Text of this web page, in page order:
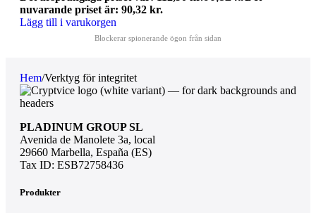
nuvarande priset är: 90,32 kr.
Lägg till i varukorgen
Hem/Verktyg för integritet
PLADINUM GROUP SL
Avenida de Manolete 3a, local
29660 Marbella, España (ES)
Tax ID: ESB72758436
Produkter